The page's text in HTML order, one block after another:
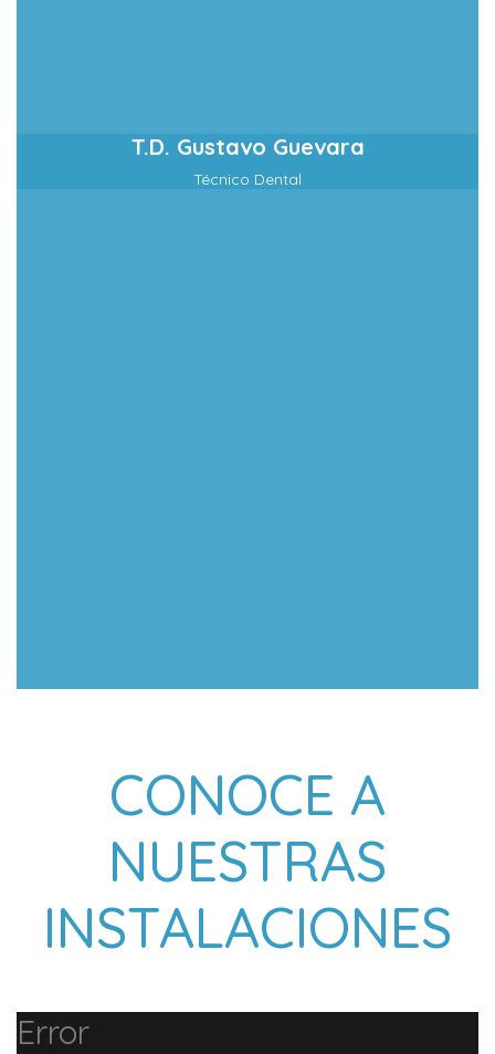
T.D. Gustavo Guevara
Técnico Dental
CONOCE A
NUESTRAS
INSTALACIONES
Error